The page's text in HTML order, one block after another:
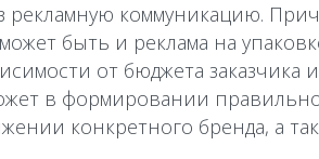
рекламную коммуникацию.
быть и реклама на
от бюджета заказчика
в формировании
конкретного бренда, а